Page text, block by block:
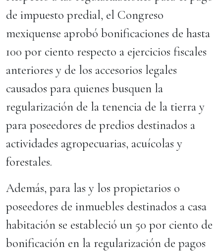
de impuesto predial, el Congreso
mexiquense aprobó bonificaciones de hasta
100 por ciento respecto a ejercicios fiscales
anteriores y de los accesorios legales
causados para quienes busquen la
regularización de la tenencia de la tierra y
para poseedores de predios destinados a
actividades agropecuarias, acuícolas y
forestales.
Además, para las y los propietarios o
poseedores de inmuebles destinados a casa
habitación se estableció un 50 por ciento de
bonificación en la regularización de pagos